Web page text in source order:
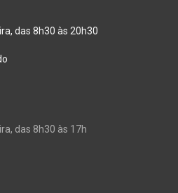
das 8h30 às 20h30
das 8h30 às 17h